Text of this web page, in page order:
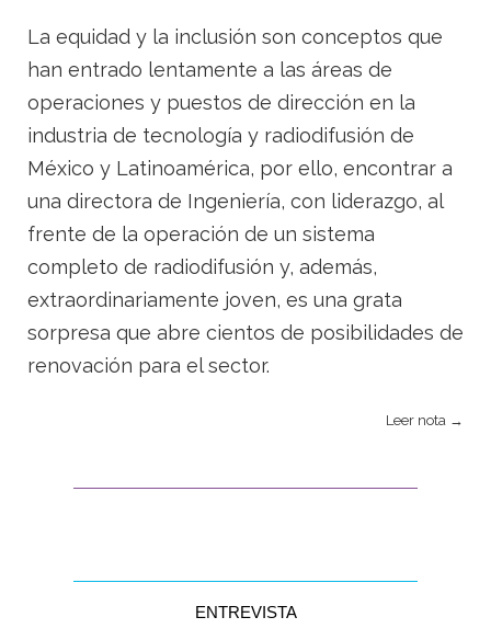
La equidad y la inclusión son conceptos que
han entrado lentamente a las áreas de
operaciones y puestos de dirección en la
industria de tecnología y radiodifusión de
México y Latinoamérica, por ello, encontrar a
una directora de Ingeniería, con liderazgo, al
frente de la operación de un sistema
completo de radiodifusión y, además,
extraordinariamente joven, es una grata
sorpresa que abre cientos de posibilidades de
renovación para el sector.
Leer nota →
ENTREVISTA